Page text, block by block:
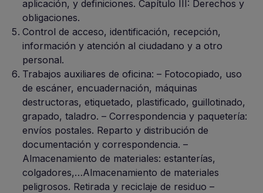
aplicación, y definiciones. Capítulo III: Derechos y
obligaciones.
Control de acceso, identificación, recepción,
información y atención al ciudadano y a otro
personal.
Trabajos auxiliares de oficina: – Fotocopiado, uso
de escáner, encuadernación, máquinas
destructoras, etiquetado, plastificado, guillotinado,
grapado, taladro. – Correspondencia y paquetería:
envíos postales. Reparto y distribución de
documentación y correspondencia. –
Almacenamiento de materiales: estanterías,
colgadores,…Almacenamiento de materiales
peligrosos. Retirada y reciclaje de residuo –